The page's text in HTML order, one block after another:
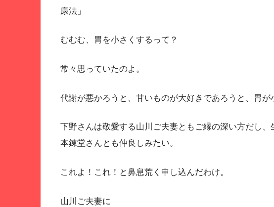
康法」
むむむ、胃を小さくするって？
常々思っていたのよ。
代謝が悪かろうと、甘いものが大好きであろうと、胃が
下野さんは敬愛する山川ご夫妻ともご縁の深い方だし
本錬堂さんとも仲良しみたい。
これよ！これ！と鼻息荒く申し込んだわけ。
山川ご夫妻に